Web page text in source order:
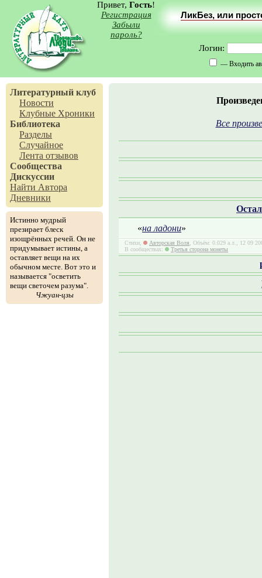
Привет, Гость!
Регистрация
Забыли
пароль?
ЛикБез, или
Логин:
— Входить
Литературный клуб
Новости
Клубные Хроники
Библиотека
Разделы
Случайное
Лента отзывов
Сообщества
Дискуссии
Найти Автора
Дневники
Истинно мудрый
презирает блеск
изощрённых речей. Он не
придумывает истины, а
оставляет вещи на их
обычном месте. Вот это и
называется "осветить
вещи светочем разума".
Чжуан-цзы
Все
«на ладони»
Стихи, Авторская Воля, Объём: 0.029 а.л., 12 09
В сообществах:
Третья сторона монеты